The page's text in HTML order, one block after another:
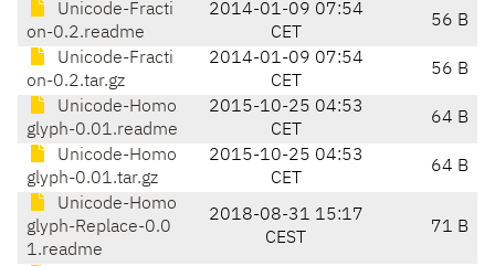
Unicode-Fracti
on-0.2.readme
2014-01-09 07:54
CET
56 B
Unicode-Fracti
on-0.2.tar.gz
2014-01-09 07:54
CET
56 B
Unicode-Homo
glyph-0.01.readme
2015-10-25 04:53
CET
64 B
Unicode-Homo
glyph-0.01.tar.gz
2015-10-25 04:53
CET
64 B
Unicode-Homo
glyph-Replace-0.0
1.readme
2018-08-31 15:17
CEST
71 B